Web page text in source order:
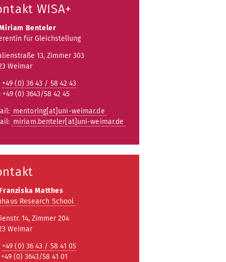
WISA+
Benteler
für Gleichstellung
13, Zimmer 303
Weimar
+49 (0) 36 43 / 58 42 43
+49 (0) 3643/58 42 45
mentoring[at]uni-weimar.de
miriam.benteler[at]uni-weimar.de
Matthes
Research School
14, Zimmer 204
Weimar
+49 (0) 36 43 / 58 41 05
(0) 3643/58 41 01